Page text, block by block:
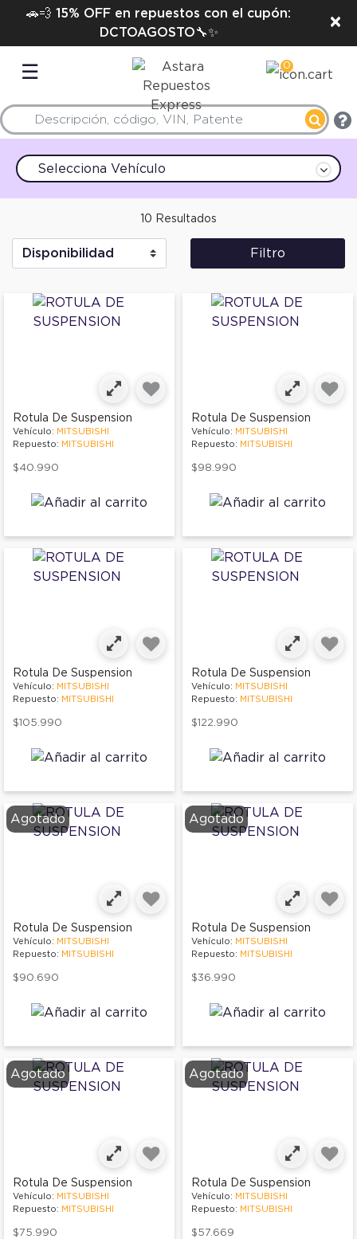
🚗💨 15% OFF en repuestos con el cupón:
DCTOAGOSTO🔧✨
×
☰ 0
Selecciona Vehículo
10 Resultados
Filtro
Rotula De Suspension
Vehículo: MITSUBISHI
Repuesto: MITSUBISHI
$40.990
Rotula De Suspension
Vehículo: MITSUBISHI
Repuesto: MITSUBISHI
$98.990
Rotula De Suspension
Vehículo: MITSUBISHI
Repuesto: MITSUBISHI
$105.990
Rotula De Suspension
Vehículo: MITSUBISHI
Repuesto: MITSUBISHI
$122.990
Agotado
Rotula De Suspension
Vehículo: MITSUBISHI
Repuesto: MITSUBISHI
$90.690
Agotado
Rotula De Suspension
Vehículo: MITSUBISHI
Repuesto: MITSUBISHI
$36.990
Agotado
Rotula De Suspension
Vehículo: MITSUBISHI
Repuesto: MITSUBISHI
$75.990
Agotado
Rotula De Suspension
Vehículo: MITSUBISHI
Repuesto: MITSUBISHI
$57.669